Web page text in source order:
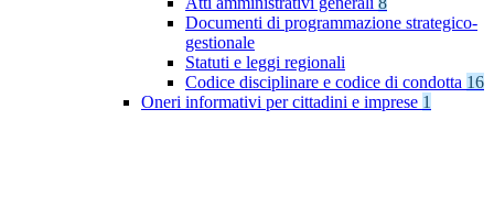
Documenti di programmazione strategico-
gestionale
Statuti e leggi regionali
Codice disciplinare e codice di condotta 16
Oneri informativi per cittadini e imprese 1